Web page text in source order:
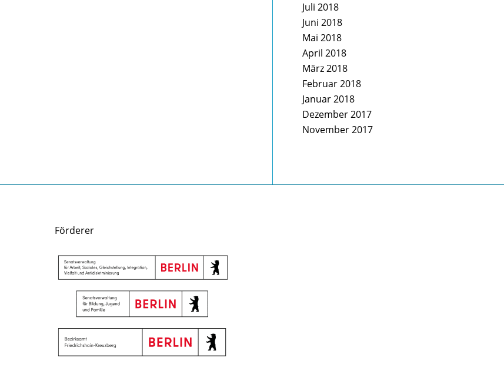
Juli 2018
Juni 2018
Mai 2018
April 2018
März 2018
Februar 2018
Januar 2018
Dezember 2017
November 2017
Förderer